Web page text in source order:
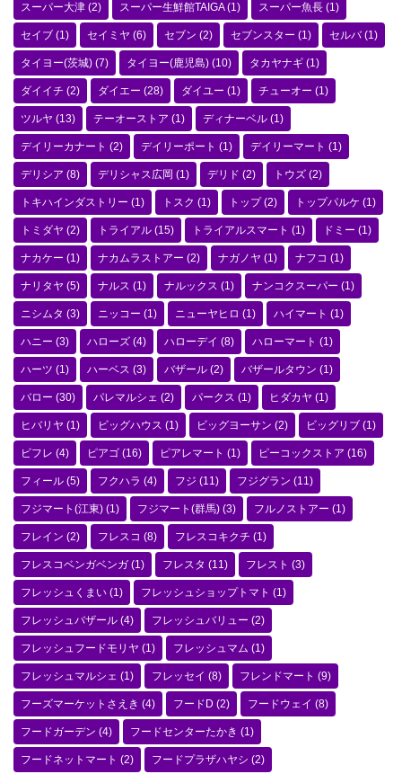
スーパー大津 (2) スーパー生鮮館TAIGA(1) スーパー魚長 (1)
セイブ (1) セイミヤ (6) セブン (2) セブンスター (1) セルバ(1)
タイヨー(茨城) (7) タイヨー(鹿児島) (10) タカヤナギ (1)
ダイイチ (2) ダイエー (28) ダイユー (1) チューオー (1)
ツルヤ (13) テーオーストア (1) ディナーベル (1)
デイリーカナート (2) デイリーポート (1) デイリーマート (1)
デリシア (8) デリシャス広岡 (1) デリド (2) トウズ (2)
トキハインダストリー (1) トスク (1) トップ(2) トップパルケ (1)
トミダヤ (2) トライアル (15) トライアルスマート (1) ドミー (1)
ナカケー (1) ナカムラストアー (2) ナガノヤ (1) ナフコ (1)
ナリタヤ (5) ナルス (1) ナルックス (1) ナンコクスーパー (1)
ニシムタ (3) ニッコー (1) ニューヤヒロ (1) ハイマート (1)
ハニー (3) ハローズ (4) ハローデイ (8) ハローマート (1)
ハーツ (1) ハーベス (3) バザール (2) バザールタウン (1)
バロー (30) パレマルシェ (2) パークス (1) ヒダカヤ (1)
ヒバリヤ (1) ビッグハウス (1) ビッグヨーサン (2) ビッグリブ (1)
ビフレ (4) ピアゴ (16) ピアレマート (1) ピーコックストア (16)
フィール (5) フクハラ (4) フジ (11) フジグラン (11)
フジマート(江東) (1) フジマート(群馬) (3) フルノストアー (1)
フレイン (2) フレスコ (8) フレスコキクチ (1)
フレスコベンガベンガ (1) フレスタ (11) フレスト (3)
フレッシュくまい (1) フレッシュショップトマト (1)
フレッシュバザール (4) フレッシュバリュー (2)
フレッシュフードモリヤ (1) フレッシュマム (1)
フレッシュマルシェ (1) フレッセイ (8) フレンドマート (9)
フーズマーケットさえき (4) フードD (2) フードウェイ (8)
フードガーデン (4) フードセンターたかき (1)
フードネットマート (2) フードプラザハヤシ (2)